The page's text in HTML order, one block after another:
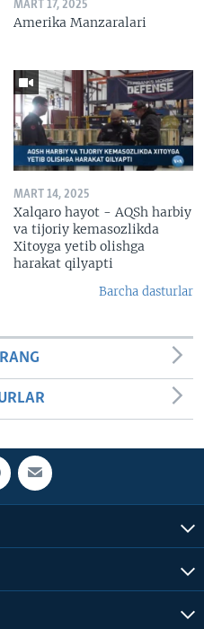
MART 17, 2025
Amerika Manzaralari
MART 14, 2025
Xalqaro hayot - AQSh harbiy
va tijoriy kemasozlikda
Xitoyga yetib olishga
harakat qilyapti
Barcha dasturlar